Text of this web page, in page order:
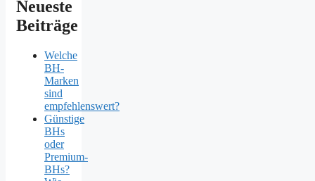
Neueste
Beiträge
Welche
BH-
Marken
sind
empfehlenswert?
Günstige
BHs
oder
Premium-
BHs?